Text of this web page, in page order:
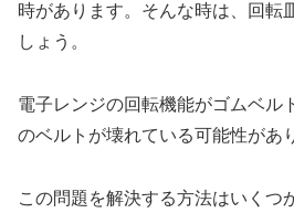
時があります。そんな時は、回転
しょう。
電子レンジの回転機能がゴムベル
のベルトが壊れている可能性があ
この問題を解決する方法はいくつ